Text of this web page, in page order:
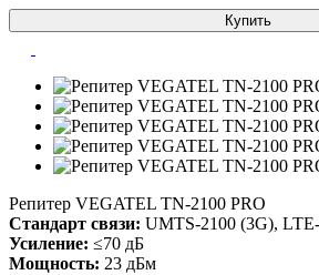
Купить
Репитер VEGATEL TN-2100 PRO
Стандарт связи: UMTS-2100 (3G),
Усиление: ≤70 дБ
Мощность: 23 дБм